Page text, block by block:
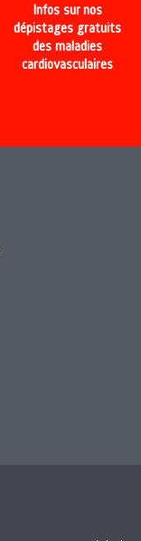
Infos sur nos
dépistages gratuits
des maladies
cardiovasculaires